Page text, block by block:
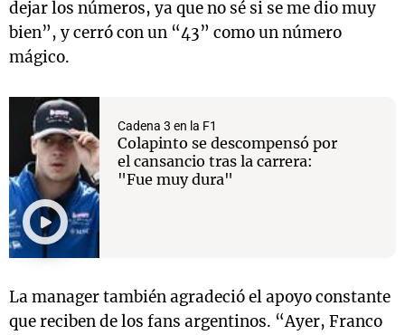
dejar los números, ya que no sé si se me dio muy
bien”, y cerró con un “43” como un número
mágico.
Cadena 3 en la F1
Colapinto se descompensó por
el cansancio tras la carrera:
"Fue muy dura"
La manager también agradeció el apoyo constante
que reciben de los fans argentinos. “Ayer, Franco